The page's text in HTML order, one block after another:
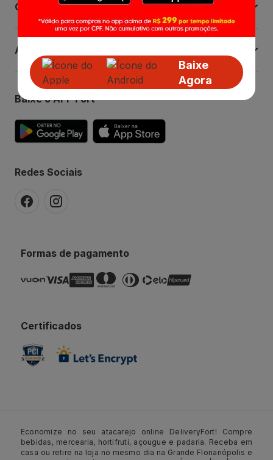
Baixe
Agora
Central de Ajuda
Atendimento
Baixe o APP Fort
Redes Sociais
Formas de pagamento
Certificados
Economize no seu atacarejo online DeliveryFort! Compre
bebidas, mercearia, hortifruti, açougue e padaria. Receba em
casa ou retire na loja no mesmo dia na Grande Florianópolis e